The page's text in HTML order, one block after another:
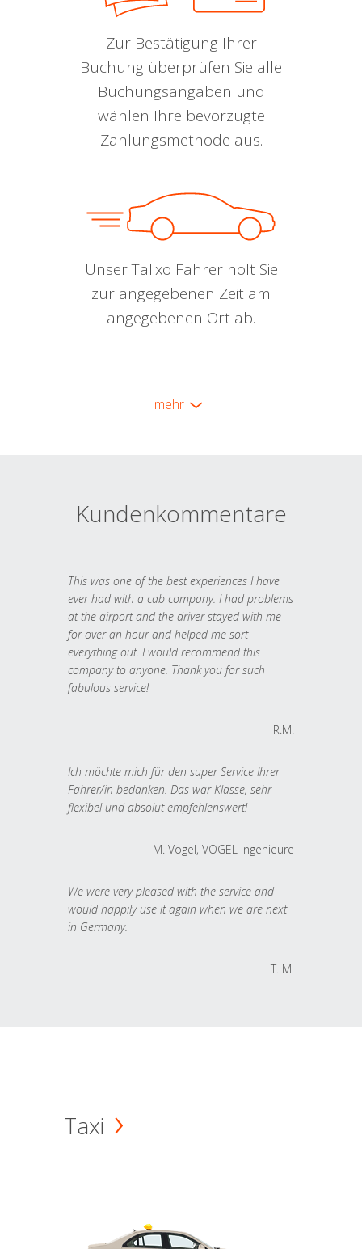
Zur Bestätigung Ihrer
Buchung überprüfen Sie alle
Buchungsangaben und
wählen Ihre bevorzugte
Zahlungsmethode aus.
Unser Talixo Fahrer holt Sie
zur angegebenen Zeit am
angegebenen Ort ab.
mehr
Kundenkommentare
This was one of the best experiences I have
ever had with a cab company. I had problems
at the airport and the driver stayed with me
for over an hour and helped me sort
everything out. I would recommend this
company to anyone. Thank you for such
fabulous service!
R.M.
Ich möchte mich für den super Service Ihrer
Fahrer/in bedanken. Das war Klasse, sehr
flexibel und absolut empfehlenswert!
M. Vogel, VOGEL Ingenieure
We were very pleased with the service and
would happily use it again when we are next
in Germany.
T. M.
Taxi